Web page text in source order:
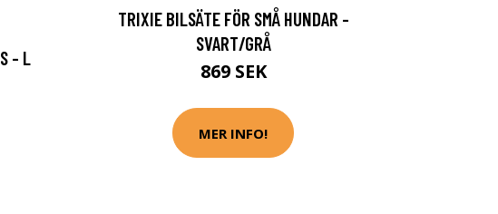
- L
TRIXIE BILSÄTE FÖR SMÅ HUNDAR -
SVART/GRÅ
869 SEK
MER INFO!